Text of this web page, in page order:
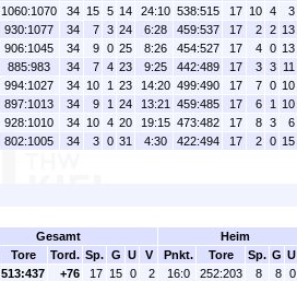
1060:1070 34 15 5 14 24:10 538:515 17 10 4 3
930:1077 34 7 3 24 6:28 459:537 17 2 2 13
906:1045 34 9 0 25 8:26 454:527 17 4 0 13
885:983 34 7 4 23 9:25 442:489 17 3 3 11
994:1027 34 10 1 23 14:20 499:490 17 7 0 10
897:1013 34 9 1 24 13:21 459:485 17 6 1 10
928:1010 34 10 4 20 19:15 473:482 17 8 3 6
802:1005 34 3 0 31 4:30 422:494 17 2 0 15
Gesamt Heim
Tore Tord. Sp. G U V Pnkt. Tore Sp. G U
513:437 +76 17 15 0 2 16:0 252:203 8 8 0